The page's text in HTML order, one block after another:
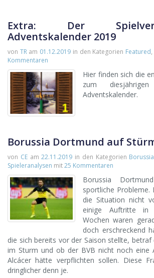
Extra: Der
Adventskalender 2019
von TRam 01.12.2019 in den Kategorien Featured,
Kommentaren
Hier finden sich die
zum diesjährigen
Adventskalender.
Borussia Dortmund auf
von CEam22.11.2019 in den Kategorien
Spieleranalysen mit25 Kommentaren
Borussia
sportliche Probleme.
die Situation nicht
einige Auftritte in
Wochen waren
doch erschreckend
die sich bereits vor der Saison stellte, betraf
im Sturm und ob der BVB nicht noch eine
Alcácer hätte verpflichten sollen. Diese
dringlicher denn je.